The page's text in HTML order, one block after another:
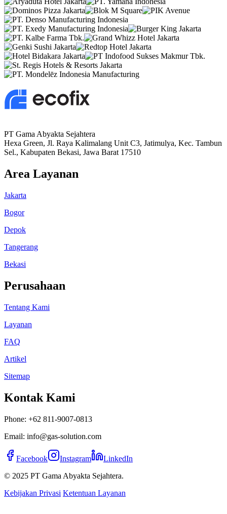
PT Gama Abyakta Sejahtera
Hexa Green, Jl. Raya Kalimalang Unit C3, Jatimulya, Kec. Tambun
Sel., Kabupaten Bekasi, Jawa Barat 17510
Area Layanan
Jakarta
Bogor
Depok
Tangerang
Bekasi
Perusahaan
Tentang Kami
Layanan
FAQ
Artikel
Sitemap
Kontak Kami
Phone: +62 811-9007-0813
Email: info@gas-solution.com
Facebook Instagram
LinkedIn
© 2025 PT Gama Abyakta Sejahtera.
Kebijakan Privasi Ketentuan Layanan